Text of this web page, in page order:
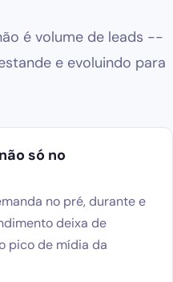
é volume de leads --
e evoluindo para
só no
no pré, durante e
deixa de
pico de mídia da